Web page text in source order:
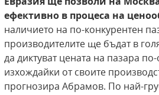
ефективно в процеса на
наличието на по-конкурентен
производителите ще бъдат в
да диктуват цената на пазара
изхождайки от своите
прогнозира Абрамов. По най-